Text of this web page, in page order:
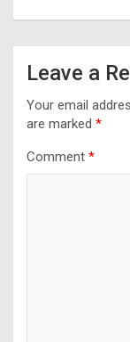
Leave a
Your email
are marked *
Comment *